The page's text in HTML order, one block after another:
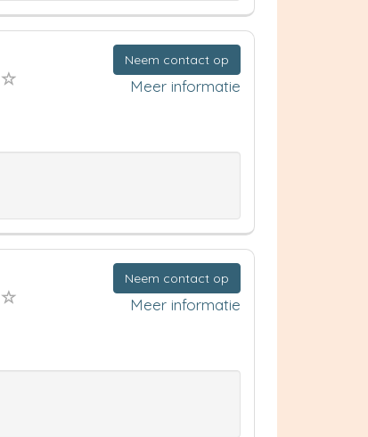
Neem contact op
Meer informatie
Neem contact op
Meer informatie